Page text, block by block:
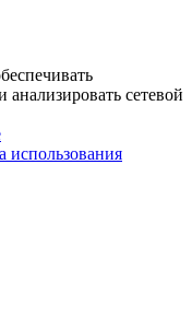
сетевой
использования